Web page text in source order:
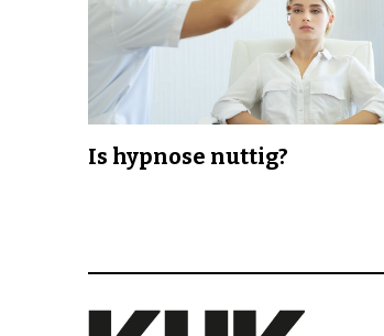
Is hypnose nuttig?